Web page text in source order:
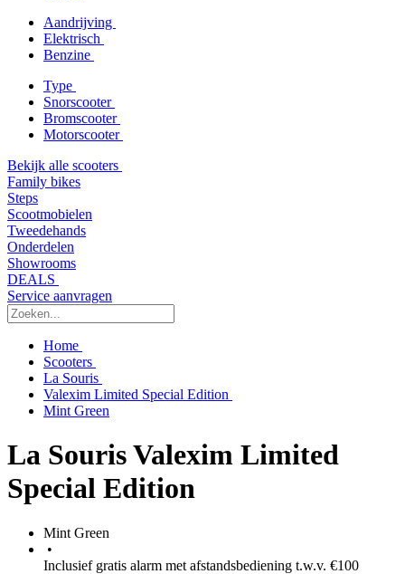
Aandrijving
Elektrisch
Benzine
Type
Snorscooter
Bromscooter
Motorscooter
Bekijk alle scooters
Family bikes
Steps
Scootmobielen
Tweedehands
Onderdelen
Showrooms
DEALS
Service aanvragen
Home
Scooters
La Souris
Valexim Limited Special Edition
Mint Green
La Souris Valexim Limited
Special Edition
Mint Green
•
Inclusief gratis alarm met afstandsbediening t.w.v. €100